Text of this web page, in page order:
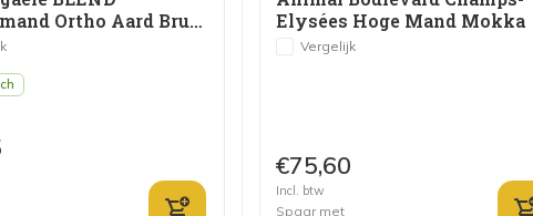
Hondenmand Ortho Aard Bruin
Elysées Hoge Mand Mokka
Vergelijk
€75,60
Incl. btw
Spaar met